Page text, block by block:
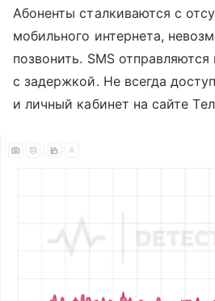
Абоненты сталкиваются с
мобильного интернета,
позвонить. SMS
с задержкой. Не всегда
и личный кабинет на сайте